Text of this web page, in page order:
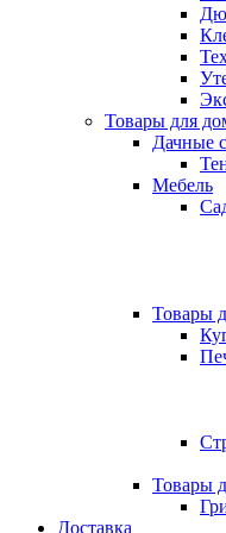
Товары для
Дачные
Мебель
Товары
Товары
Доставка